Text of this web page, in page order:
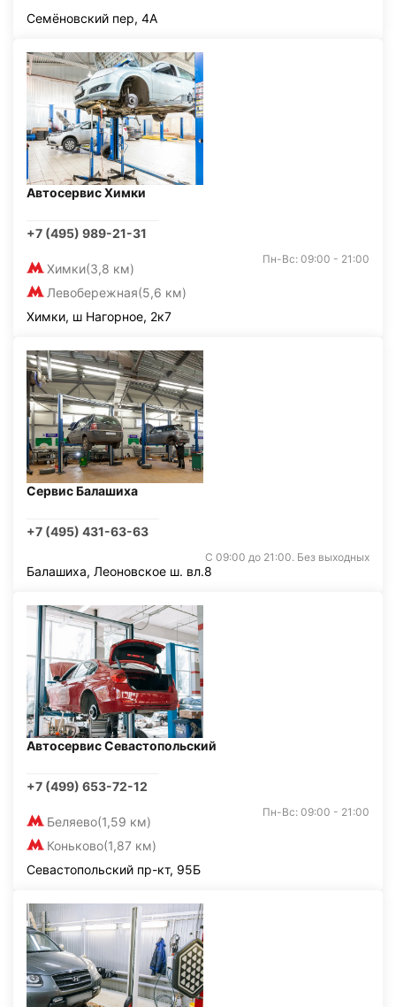
Семёновский пер, 4А
Автосервис Химки
+7 (495) 989-21-31
Химки(3,8 км)
Левобережная(5,6 км)
Пн-Вс: 09:00 - 21:00
Химки, ш Нагорное, 2к7
Сервис Балашиха
+7 (495) 431-63-63
С 09:00 до 21:00. Без выходных
Балашиха, Леоновское ш. вл.8
Автосервис Севастопольский
+7 (499) 653-72-12
Беляево(1,59 км)
Коньково(1,87 км)
Пн-Вс: 09:00 - 21:00
Севастопольский пр-кт, 95Б